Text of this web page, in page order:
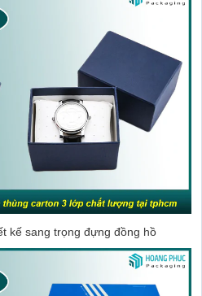
kế sang trọng đựng đồng hồ